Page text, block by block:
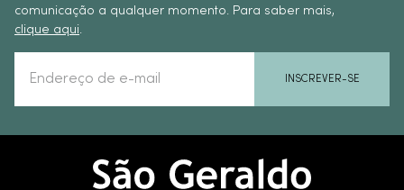
comunicação a qualquer momento. Para saber mais,
clique aqui.
INSCREVER-SE